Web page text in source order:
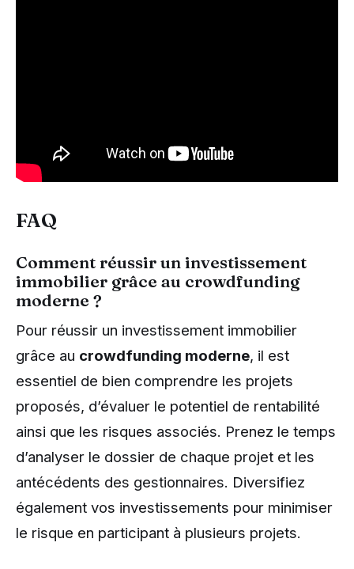
FAQ
Comment réussir un investissement
immobilier grâce au crowdfunding
moderne ?
Pour réussir un investissement immobilier
grâce au crowdfunding moderne, il est
essentiel de bien comprendre les projets
proposés, d’évaluer le potentiel de rentabilité
ainsi que les risques associés. Prenez le temps
d’analyser le dossier de chaque projet et les
antécédents des gestionnaires. Diversifiez
également vos investissements pour minimiser
le risque en participant à plusieurs projets.